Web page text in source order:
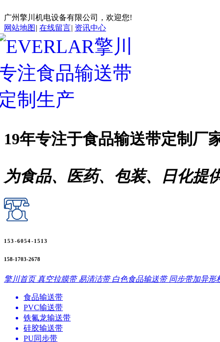
广州擎川机电设备有限公司，欢迎您!
网站地图 | 在线留言| 资讯中心
19年专注于食品输送带定制厂
为食品、医药、包装、日化提
153-6054-1513
158-1703-2678
擎川首页 真空拉膜带 易清洁带 白色食品输送带 同步带加异形
食品输送带
PVC输送带
铁氟龙输送带
硅胶输送带
PU同步带